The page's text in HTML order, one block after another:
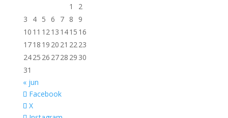
1
2
3
4 5 6 7 8
9
10 11 1213 1415 16
1718 19 20 21 2223
2425 26 2728 29 30
31
« jun
Facebook
X